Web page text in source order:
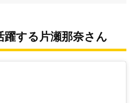
躍する片瀬那奈さん